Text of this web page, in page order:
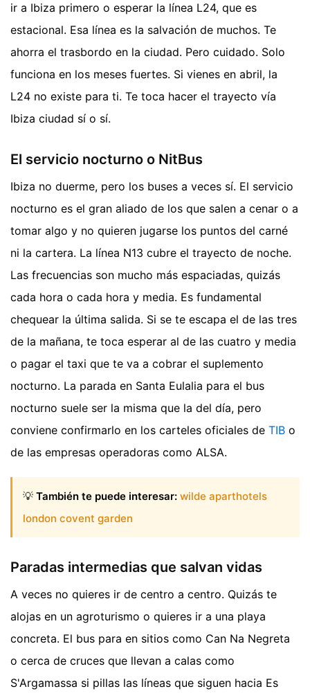
ir a Ibiza primero o esperar la línea L24, que es
estacional. Esa línea es la salvación de muchos. Te
ahorra el trasbordo en la ciudad. Pero cuidado. Solo
funciona en los meses fuertes. Si vienes en abril, la
L24 no existe para ti. Te toca hacer el trayecto vía
Ibiza ciudad sí o sí.
El servicio nocturno o NitBus
Ibiza no duerme, pero los buses a veces sí. El servicio
nocturno es el gran aliado de los que salen a cenar o a
tomar algo y no quieren jugarse los puntos del carné
ni la cartera. La línea N13 cubre el trayecto de noche.
Las frecuencias son mucho más espaciadas, quizás
cada hora o cada hora y media. Es fundamental
chequear la última salida. Si se te escapa el de las tres
de la mañana, te toca esperar al de las cuatro y media
o pagar el taxi que te va a cobrar el suplemento
nocturno. La parada en Santa Eulalia para el bus
nocturno suele ser la misma que la del día, pero
conviene confirmarlo en los carteles oficiales de TIB o
de las empresas operadoras como ALSA.
💡 También te puede interesar: wilde aparthotels
london covent garden
Paradas intermedias que salvan vidas
A veces no quieres ir de centro a centro. Quizás te
alojas en un agroturismo o quieres ir a una playa
concreta. El bus para en sitios como Can Na Negreta
o cerca de cruces que llevan a calas como
S'Argamassa si pillas las líneas que siguen hacia Es